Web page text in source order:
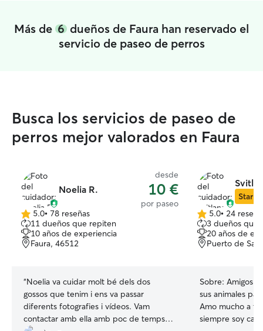
Más de 6 dueños de Faura han reservado el
servicio de paseo de perros
Busca los servicios de paseo de
perros mejor valorados en Faura
Noelia R.
desde
10 €
por paseo
5.0
de
5
estrellas
5.0• 78 reseñas
11 dueños que repiten
10 años de experiencia
Faura, 46512
“Noelia va cuidar molt bé dels dos
gossos que tenim i ens va passar
diferents fotografies i vídeos. Vam
contactar amb ella amb poc de temps
Star
5.0
de
5
estrellas
5.0• 24
3 dueños que
20 años de
Puerto de
Sobre: Amigos y
sus animales
Amo mucho a
siempre soy